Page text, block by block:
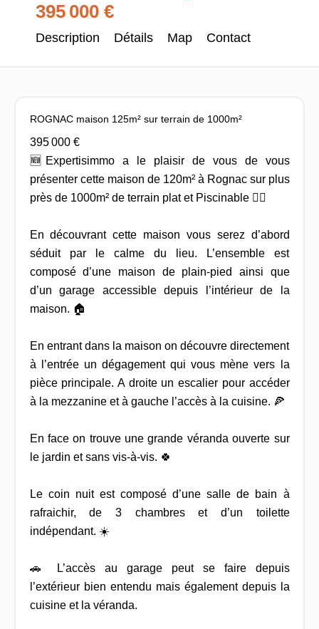
395 000 €
Description Détails Map Contact
ROGNAC maison 125m² sur terrain de 1000m²
395 000 €
🆕Expertisimmo a le plaisir de vous de vous
présenter cette maison de 120m² à Rognac sur plus
près de 1000m² de terrain plat et Piscinable 🏊‍♂️
En découvrant cette maison vous serez d’abord
séduit par le calme du lieu. L’ensemble est
composé d’une maison de plain-pied ainsi que
d’un garage accessible depuis l’intérieur de la
maison. 🏠
En entrant dans la maison on découvre directement
à l’entrée un dégagement qui vous mène vers la
pièce principale. A droite un escalier pour accéder
à la mezzanine et à gauche l’accès à la cuisine. 🍕
En face on trouve une grande véranda ouverte sur
le jardin et sans vis-à-vis. 🍀
Le coin nuit est composé d’une salle de bain à
rafraichir, de 3 chambres et d’un toilette
indépendant. ☀️
🚗 L’accès au garage peut se faire depuis
l’extérieur bien entendu mais également depuis la
cuisine et la véranda.